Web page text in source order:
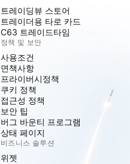
트레이딩뷰 스토어
트레이더용 타로 카드
C63 트레이드타임
정책 및 보안
사용조건
면책사항
프라이버시정책
쿠키 정책
접근성 정책
보안 팁
버그 바운티 프로그램
상태 페이지
비즈니스 솔루션
위젯